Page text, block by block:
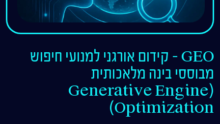
GEO – קידום אורגני למנועי חיפוש
מבוססי בינה מלאכותית
(Generative Engine
Optimization)